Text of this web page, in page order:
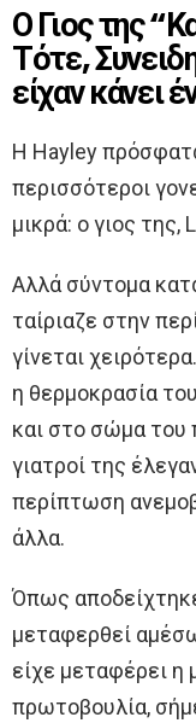
Ο Γιος της
Τότε,
είχαν
H Hayley
περισσότεροι
μικρά: ο γιος της,
Αλλά σύντομα
ταίριαζε στην
γίνεται
η θερμοκρασία
και στο σώμα του
γιατροί της
περίπτωση
άλλα.
Όπως
μεταφερθεί
είχε μεταφέρει η
πρωτοβουλία,